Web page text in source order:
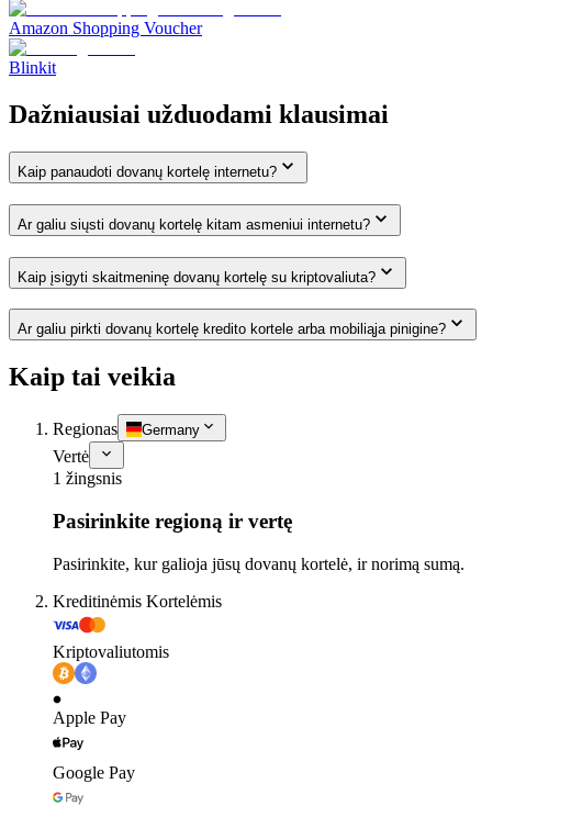
Amazon Shopping Voucher
Blinkit
Dažniausiai užduodami klausimai
Kaip panaudoti dovanų kortelę internetu?
Ar galiu siųsti dovanų kortelę kitam asmeniui internetu?
Kaip įsigyti skaitmeninę dovanų kortelę su kriptovaliuta?
Ar galiu pirkti dovanų kortelę kredito kortele arba mobiliąja pinigine?
Kaip tai veikia
Regionas Germany
Vertė
1 žingsnis
Pasirinkite regioną ir vertę
Pasirinkite, kur galioja jūsų dovanų kortelė, ir norimą sumą.
Kreditinėmis Kortelėmis
Kriptovaliutomis
Apple Pay
Google Pay